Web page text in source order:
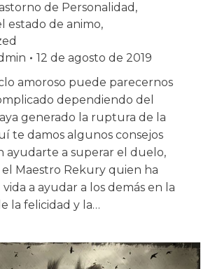
de Personalidad ,
estado de animo,
12 de agosto de 2019
amoroso puede parecernos
dependiendo del
generado la ruptura de la
te damos algunos consejos
ayudarte a superar el duelo,
Maestro Rekury quien ha
a ayudar a los demás en la
la felicidad y la…